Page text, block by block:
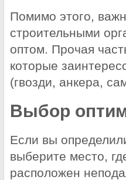
Помимо этого,
строительными
оптом. Прочая
которые
(гвозди, анкера,
Выбор
Если вы
выберите место,
расположен